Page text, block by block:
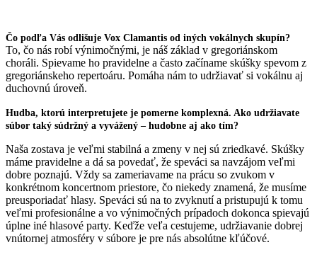
Čo podľa Vás odlišuje Vox Clamantis od iných vokálnych skupín?
To, čo nás robí výnimočnými, je náš základ v gregoriánskom
choráli. Spievame ho pravidelne a často začíname skúšky spevom z
gregoriánskeho repertoáru. Pomáha nám to udržiavať si vokálnu aj
duchovnú úroveň.
Hudba, ktorú interpretujete je pomerne komplexná. Ako udržiavate
súbor taký súdržný a vyvážený – hudobne aj ako tím?
Naša zostava je veľmi stabilná a zmeny v nej sú zriedkavé. Skúšky
máme pravidelne a dá sa povedať, že speváci sa navzájom veľmi
dobre poznajú. Vždy sa zameriavame na prácu so zvukom v
konkrétnom koncertnom priestore, čo niekedy znamená, že musíme
preusporiadať hlasy. Speváci sú na to zvyknutí a pristupujú k tomu
veľmi profesionálne a vo výnimočných prípadoch dokonca spievajú
úplne iné hlasové party. Keďže veľa cestujeme, udržiavanie dobrej
vnútornej atmosféry v súbore je pre nás absolútne kľúčové.